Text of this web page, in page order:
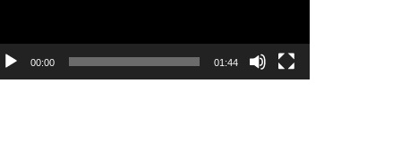
00:00 01:44